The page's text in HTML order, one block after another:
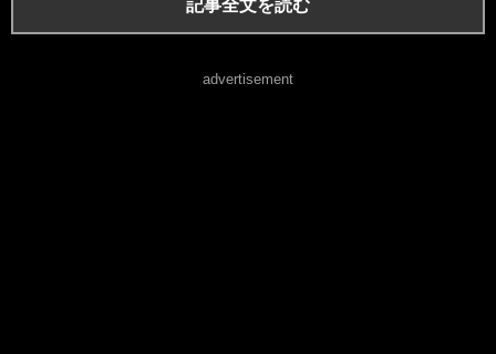
記事全文を読む
advertisement